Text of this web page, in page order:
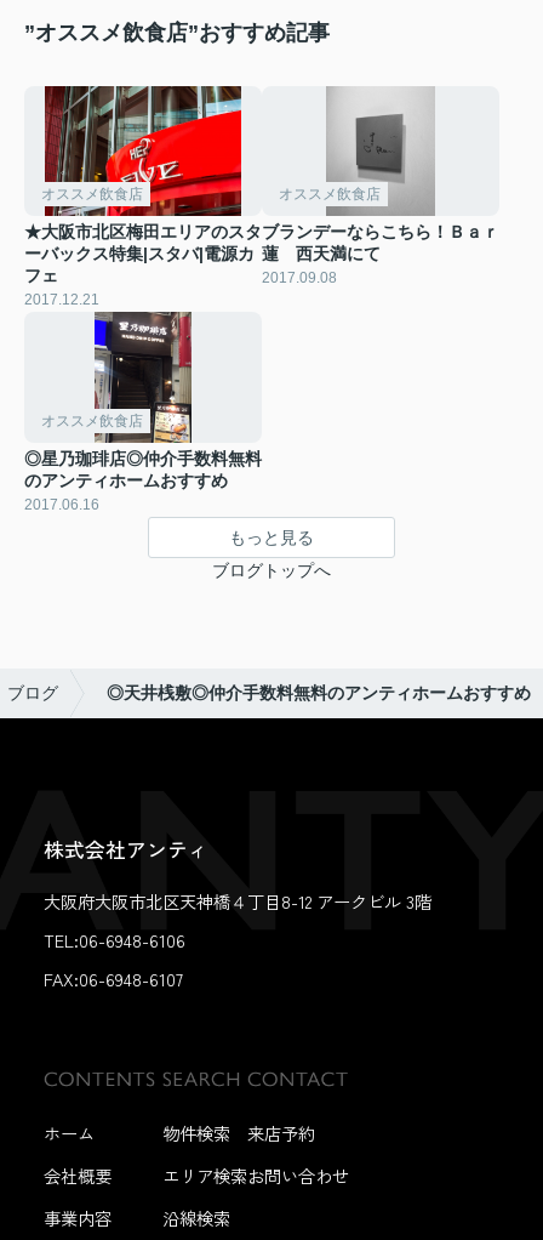
”オススメ飲食店”おすすめ記事
オススメ飲食店
★大阪市北区梅田エリアのスタ
ーバックス特集|スタバ|電源カ
フェ
2017.12.21
オススメ飲食店
ブランデーならこちら！Ｂａｒ
蓮 西天満にて
2017.09.08
オススメ飲食店
◎星乃珈琲店◎仲介手数料無料
のアンティホームおすすめ
2017.06.16
もっと見る
ブログトップへ
ブログ ◎天井桟敷◎仲介手数料無料のアンティホームおすすめ
株式会社アンティ
大阪府大阪市北区天神橋４丁目8-12 アークビル 3階
TEL:06-6948-6106
FAX:06-6948-6107
ホーム
会社概要
事業内容
物件検索
エリア検索
沿線検索
来店予約
お問い合わせ